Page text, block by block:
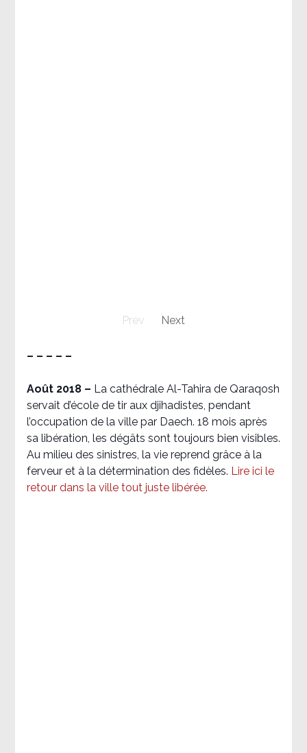
Prev Next
– – – – –
Août 2018 – La cathédrale Al-Tahira de Qaraqosh
servait d’école de tir aux djihadistes, pendant
l’occupation de la ville par Daech. 18 mois après
sa libération, les dégâts sont toujours bien visibles.
Au milieu des sinistres, la vie reprend grâce à la
ferveur et à la détermination des fidèles. Lire ici le
retour dans la ville tout juste libérée.